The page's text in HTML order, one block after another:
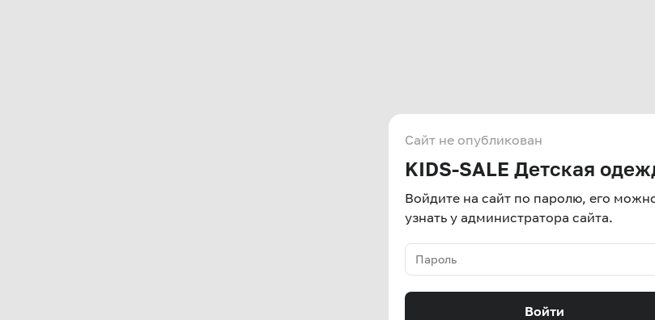
Сайт не опубликован
KIDS-SALE Детская
Войдите на сайт по паролю, его
узнать у администратора сайта.
Войти